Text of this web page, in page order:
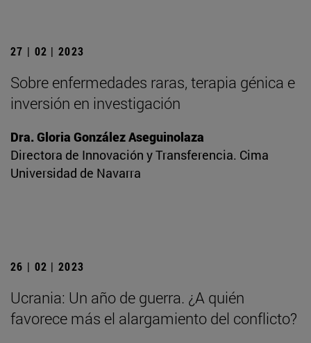
27 | 02 | 2023
Sobre enfermedades raras, terapia génica e
inversión en investigación
Dra. Gloria González Aseguinolaza
Directora de Innovación y Transferencia. Cima
Universidad de Navarra
26 | 02 | 2023
Ucrania: Un año de guerra. ¿A quién
favorece más el alargamiento del conflicto?